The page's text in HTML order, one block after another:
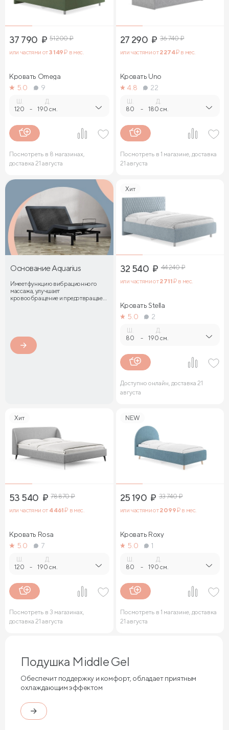
37 790 ₽ 51 200₽
или частями от3 149₽ в мес.
Кровать Omega
5.0
9
120 -
Д.
190 см.
Посмотреть в 8 магазинах,
доставка 21 августа
27 290 ₽ 36 740₽
или частями от2 274₽ в мес.
Кровать Uno
4.8
22
80 -
Д.
180 см.
Посмотреть в 1 магазине, доставка
21 августа
Основание Aquarius
Имеет функцию вибрационного
массажа, улучшает
кровообращение и предотвращает
Хит
32 540 ₽ 44 240₽
или частями от2 711₽ в мес.
Кровать Stella
5.0
2
80 -
Д.
190 см.
Доступно онлайн, доставка 21
августа
Хит
53 540 ₽ 78 870₽
или частями от 4 461₽ в мес.
Кровать Rosa
5.0
7
120 -
Д.
190 см.
Посмотреть в 3 магазинах,
доставка 21 августа
NEW
25 190 ₽ 33 740₽
или частями от2 099₽ в мес.
Кровать Roxy
5.0
1
80 -
Д.
190 см.
Посмотреть в 1 магазине, доставка
21 августа
Подушка Middle Gel
Обеспечит поддержку и комфорт, обладает приятным
охлаждающим эффектом